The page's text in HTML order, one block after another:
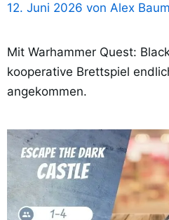
12. Juni 2026 von Alex
Mit Warhammer Quest:
kooperative Brettspiel
angekommen.